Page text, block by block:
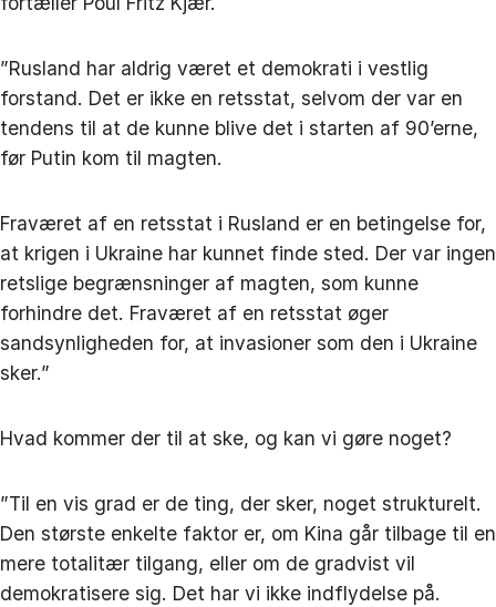
”Rusland har aldrig været et demokrati i vestlig
forstand. Det er ikke en retsstat, selvom der var en
tendens til at de kunne blive det i starten af 90’erne,
før Putin kom til magten.
Fraværet af en retsstat i Rusland er en betingelse for,
at krigen i Ukraine har kunnet finde sted. Der var ingen
retslige begrænsninger af magten, som kunne
forhindre det. Fraværet af en retsstat øger
sandsynligheden for, at invasioner som den i Ukraine
sker.”
Hvad kommer der til at ske, og kan vi gøre noget?
”Til en vis grad er de ting, der sker, noget strukturelt.
Den største enkelte faktor er, om Kina går tilbage til en
mere totalitær tilgang, eller om de gradvist vil
demokratisere sig. Det har vi ikke indflydelse på.